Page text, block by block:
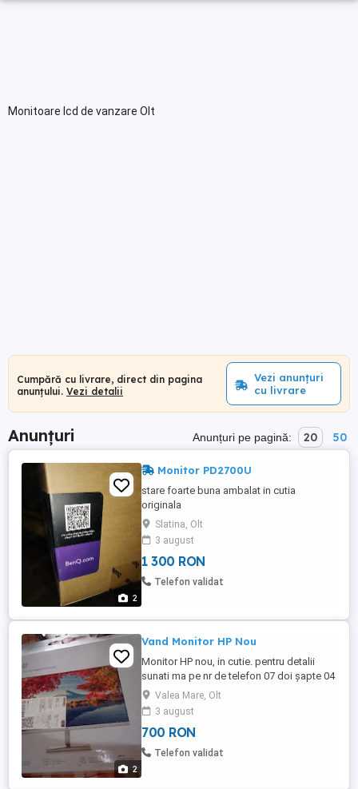
Monitoare lcd de vanzare Olt
Cumpără cu livrare, direct din pagina
anunțului. Vezi detalii
Vezi anunțuri
cu livrare
Anunțuri Anunțuri pe pagină: 20 50
2
Monitor PD2700U
stare foarte buna ambalat in cutia
originala
Slatina, Olt
3 august
1 300 RON
Telefon validat
2
Vand Monitor HP Nou
Monitor HP nou, in cutie. pentru detalii
sunati ma pe nr de telefon 07 doi șapte 04
7 trei 2 zero. Locatie Valea Mare , Olt,
lângă Slatina
Valea Mare, Olt
3 august
700 RON
Telefon validat